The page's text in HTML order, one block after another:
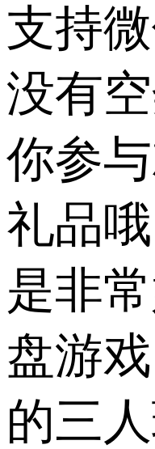
支持微
没有
你参
礼品哦
是非
盘游
的三